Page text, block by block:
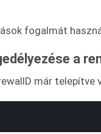
fogalmát
a
már telepítve